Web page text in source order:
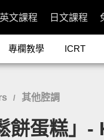
英文課程 日文課程
專欄教學 ICRT
/ 其他腔調
餅蛋糕